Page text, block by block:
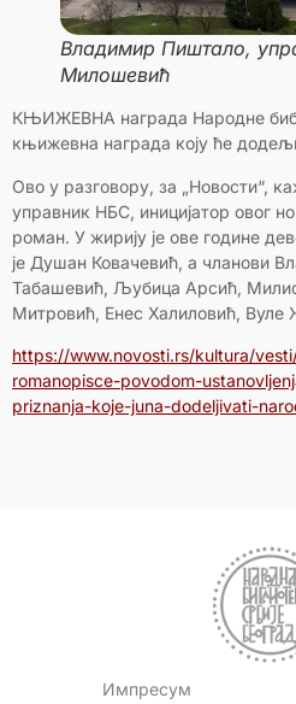
Владимир Пиштало,
Милошевић
КЊИЖЕВНА награда Народне
књижевна награда коју ће
Ово у разговору, за „Новости“,
управник НБС, иницијатор овог
роман. У жирију је ове године
је Душан Ковачевић, а чланови
Табашевић, Љубица Арсић,
Митровић, Енес Халиловић, Вуле
https://www.novosti.rs/kultura/
romanopisce-povodom-
priznanja-koje-juna-dodeljivati-
Импресум